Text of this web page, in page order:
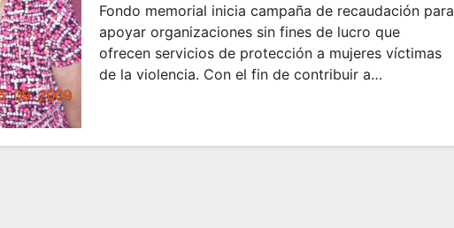
Fondo memorial inicia campaña de recaudación para
apoyar organizaciones sin fines de lucro que
ofrecen servicios de protección a mujeres víctimas
de la violencia. Con el fin de contribuir a…